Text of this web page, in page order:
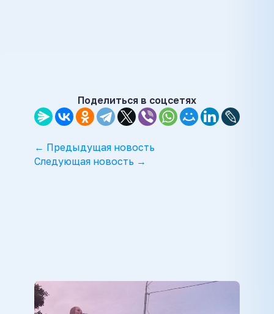
Поделиться в соцсетях
← Предыдущая новость
Следующая новость →